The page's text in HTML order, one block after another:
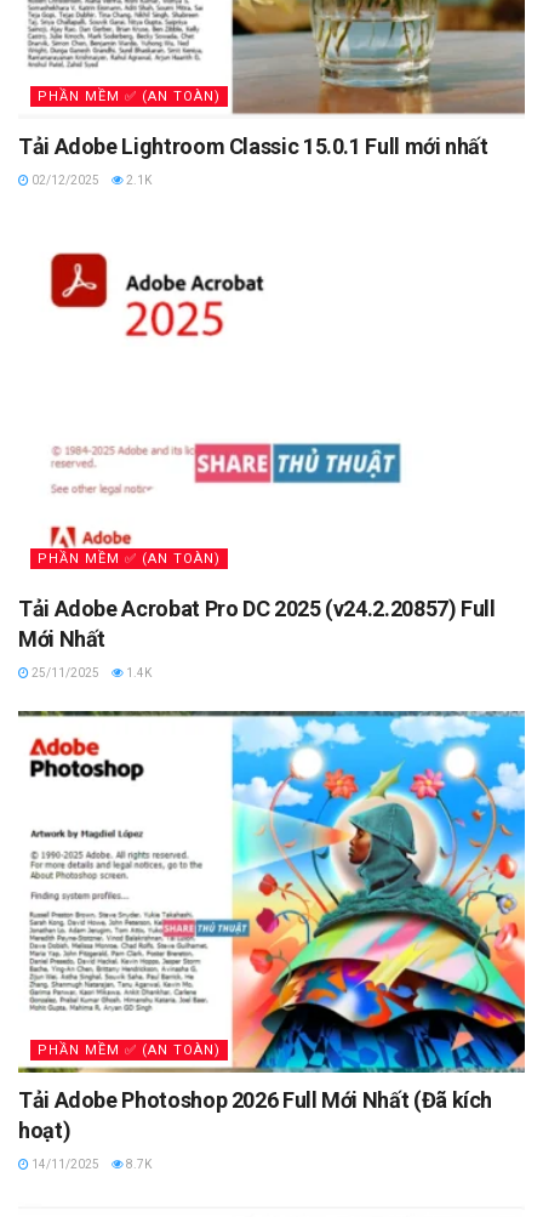
PHẦN MỀM ✅ (AN TOÀN)
Tải Adobe Lightroom Classic 15.0.1 Full mới nhất
02/12/2025 2.1K
PHẦN MỀM ✅ (AN TOÀN)
Tải Adobe Acrobat Pro DC 2025 (v24.2.20857) Full
Mới Nhất
25/11/2025 1.4K
PHẦN MỀM ✅ (AN TOÀN)
Tải Adobe Photoshop 2026 Full Mới Nhất (Đã kích
hoạt)
14/11/2025 8.7K